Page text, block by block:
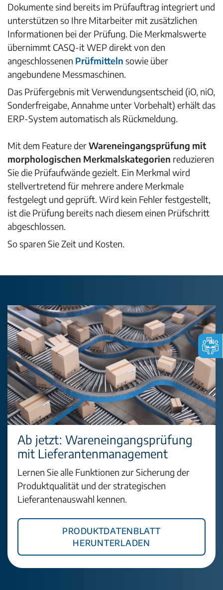
Dokumente sind bereits im Prüfauftrag integriert und
unterstützen so Ihre Mitarbeiter mit zusätzlichen
Informationen bei der Prüfung. Die Merkmalswerte
übernimmt CASQ-it WEP direkt von den
angeschlossenen Prüfmitteln sowie über
angebundene Messmaschinen.
Das Prüfergebnis mit Verwendungsentscheid (iO, niO,
Sonderfreigabe, Annahme unter Vorbehalt) erhält das
ERP-System automatisch als Rückmeldung.
Mit dem Feature derWareneingangsprüfung mit
morphologischen Merkmalskategorien reduzieren
Sie die Prüfaufwände gezielt. Ein Merkmal wird
stellvertretend für mehrere andere Merkmale
festgelegt und geprüft. Wird kein Fehler festgestellt,
ist die Prüfung bereits nach diesem einen Prüfschritt
abgeschlossen.
So sparen Sie Zeit und Kosten.
Ab jetzt: Wareneingangsprüfung
mit Lieferantenmanagement
Lernen Sie alle Funktionen zur Sicherung der
Produktqualität und der strategischen
Lieferantenauswahl kennen.
Produktdatenblatt
herunterladen